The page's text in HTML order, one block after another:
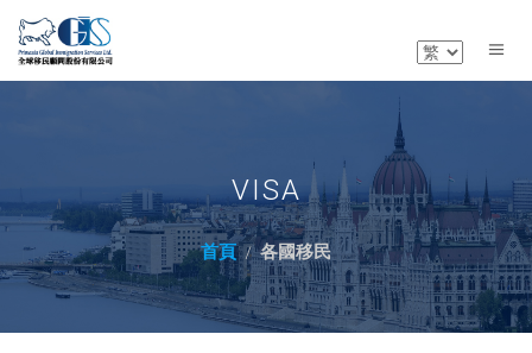
VISA
首頁 各國移民